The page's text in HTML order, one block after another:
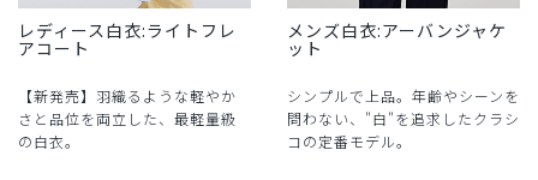
レディース白衣:ライトフレ
アコート
【新発売】羽織るような軽やか
さと品位を両立した、最軽量級
の白衣。
メンズ白衣:アーバンジャケ
ット
シンプルで上品。年齢やシーンを
問わない、"白"を追求したクラシ
コの定番モデル。